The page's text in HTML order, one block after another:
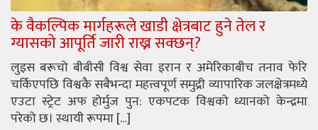
के वैकल्पिक मार्गहरूले खाडी क्षेत्रबाट हुने तेल र
ग्यासको आपूर्ति जारी राख्न सक्छन्?
लुइस बरूचो बीबीसी विश्व सेवा इरान र अमेरिकाबीच तनाव फेरि
चर्किएपछि विश्वकै सबैभन्दा महत्त्वपूर्ण समुद्री व्यापारिक जलक्षेत्रमध्ये
एउटा स्ट्रेट अफ होर्मुज पुन: एकपटक विश्वको ध्यानको केन्द्रमा
परेको छ। स्थायी रूपमा […]